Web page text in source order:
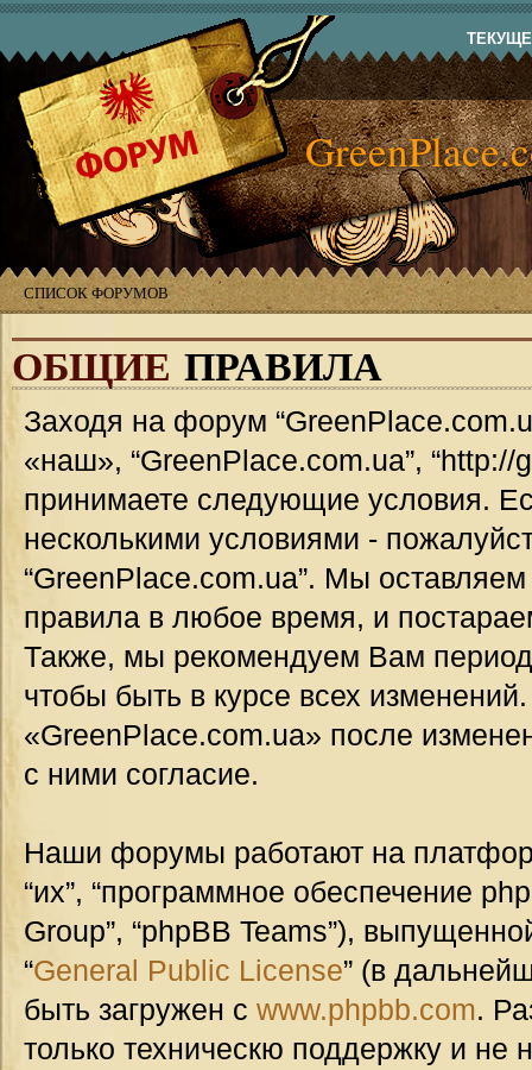
СПИСОК ФОРУМОВ
ОБЩИЕ ПРАВИЛА
Заходя на форум
«наш», “GreenPlace.com.ua”,
принимаете следующие условия.
несколькими условиями -
“GreenPlace.com.ua”. Мы
правила в любое время, и
Также, мы рекомендуем Вам
чтобы быть в курсе всех
«GreenPlace.com.ua» после
с ними согласие.
Наши форумы работают на
“их”, “программное обеспечение
Group”, “phpBB Teams”),
“General Public License” (в
быть загружен с www.phpbb.com.
только техническю поддержку и не